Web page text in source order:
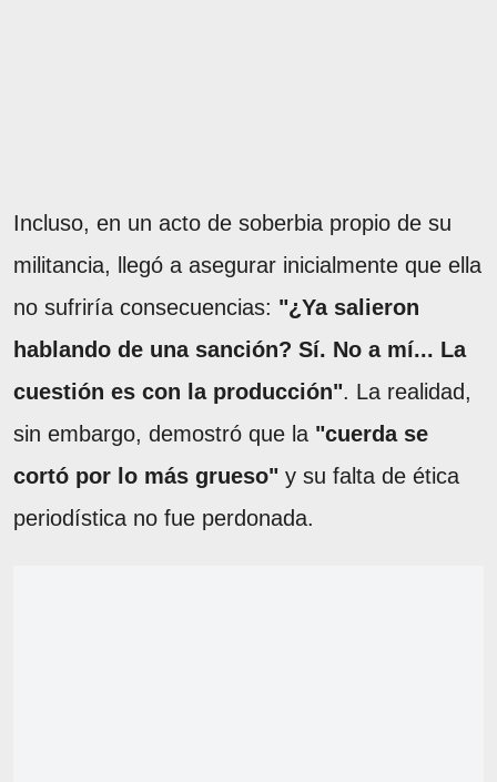
Incluso, en un acto de soberbia propio de su
militancia, llegó a asegurar inicialmente que ella
no sufriría consecuencias: "¿Ya salieron
hablando de una sanción? Sí. No a mí... La
cuestión es con la producción". La realidad,
sin embargo, demostró que la "cuerda se
cortó por lo más grueso" y su falta de ética
periodística no fue perdonada.